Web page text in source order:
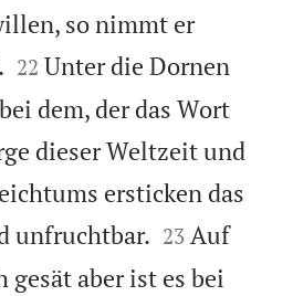
so nimmt er


22 Unter die Dornen
dem, der das Wort
dieser Weltzeit und
ersticken das
unfruchtbar. 

23 Auf
gesät aber ist es bei